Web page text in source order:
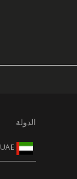
الدولة
UAE